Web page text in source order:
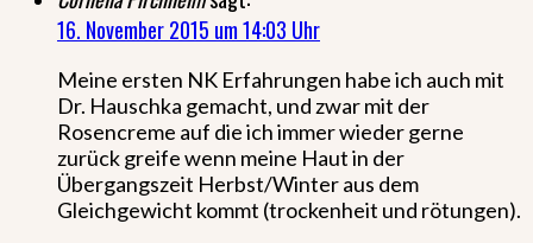
16. November 2015 um 14:03 Uhr
Meine ersten NK Erfahrungen habe ich auch mit
Dr. Hauschka gemacht, und zwar mit der
Rosencreme auf die ich immer wieder gerne
zurück greife wenn meine Haut in der
Übergangszeit Herbst/Winter aus dem
Gleichgewicht kommt (trockenheit und rötungen).